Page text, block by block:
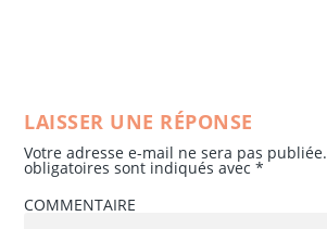
LAISSER UNE RÉPONSE
Votre adresse e-mail ne sera pas publiée.
obligatoires sont indiqués avec*
COMMENTAIRE